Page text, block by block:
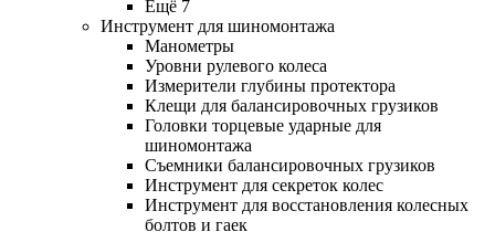
Ещё 7
Инструмент для шиномонтажа
Манометры
Уровни рулевого колеса
Измерители глубины протектора
Клещи для балансировочных грузиков
Головки торцевые ударные для
шиномонтажа
Съемники балансировочных грузиков
Инструмент для секреток колес
Инструмент для восстановления колесных
болтов и гаек